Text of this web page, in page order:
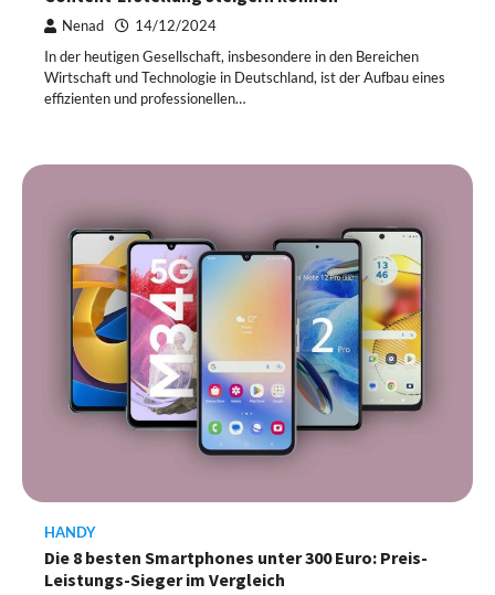
Nenad 14/12/2024
In der heutigen Gesellschaft, insbesondere in den Bereichen
Wirtschaft und Technologie in Deutschland, ist der Aufbau eines
effizienten und professionellen…
HANDY
Die 8 besten Smartphones unter 300 Euro: Preis-
Leistungs-Sieger im Vergleich